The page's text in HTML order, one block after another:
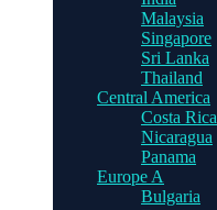
Malaysia
Singapore
Sri Lanka
Thailand
Central America
Costa Rica
Nicaragua
Panama
Europe A
Bulgaria